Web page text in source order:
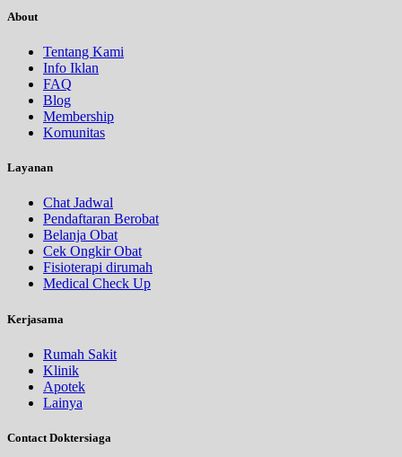
About
Tentang Kami
Info Iklan
FAQ
Blog
Membership
Komunitas
Layanan
Chat Jadwal
Pendaftaran Berobat
Belanja Obat
Cek Ongkir Obat
Fisioterapi dirumah
Medical Check Up
Kerjasama
Rumah Sakit
Klinik
Apotek
Lainya
Contact Doktersiaga